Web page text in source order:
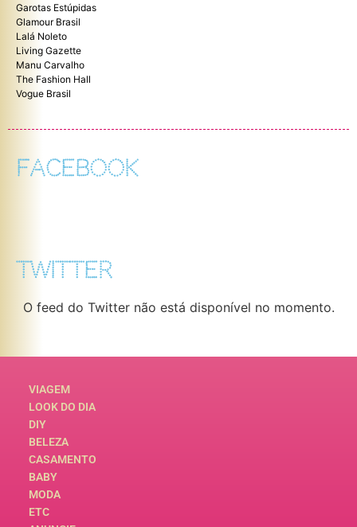
Garotas Estúpidas
Glamour Brasil
Lalá Noleto
Living Gazette
Manu Carvalho
The Fashion Hall
Vogue Brasil
FACEBOOK
TWITTER
O feed do Twitter não está disponível no momento.
VIAGEM
LOOK DO DIA
DIY
BELEZA
CASAMENTO
BABY
MODA
ETC